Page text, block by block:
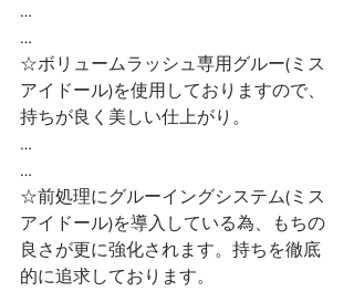
…
…
☆ボリュームラッシュ専用グルー(ミス
アイドール)を使用しておりますので、
持ちが良く美しい仕上がり。
…
…
☆前処理にグルーイングシステム(ミス
アイドール)を導入している為、もちの
良さが更に強化されます。持ちを徹底
的に追求しております。